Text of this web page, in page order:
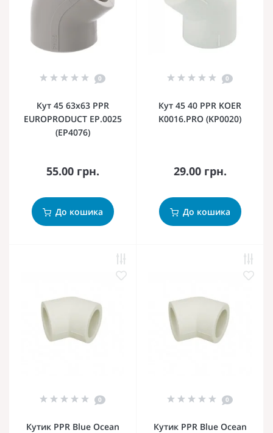
0
Кут 45 63x63 PPR
EUROPRODUCT EP.0025
(EP4076)
55.00 грн.
До кошика
0
Кут 45 40 PPR KOER
K0016.PRO (KP0020)
29.00 грн.
До кошика
0
Кутик PPR Blue Ocean
0
Кутик PPR Blue Ocean